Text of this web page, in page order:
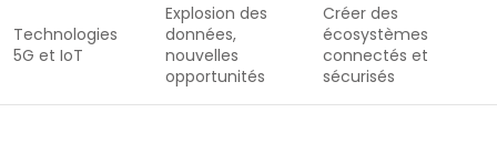
Technologies
5G et IoT
Explosion des
données,
nouvelles
opportunités
Créer des
écosystèmes
connectés et
sécurisés